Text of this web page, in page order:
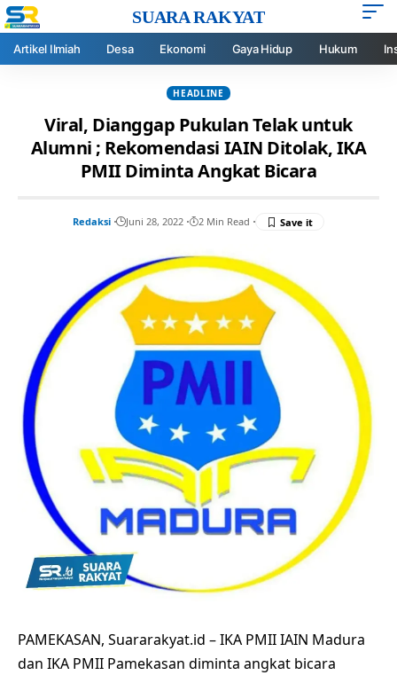
SUARA RAKYAT
Artikel Ilmiah Desa Ekonomi Gaya Hidup Hukum
HEADLINE
Viral, Dianggap Pukulan Telak untuk
Alumni ; Rekomendasi IAIN Ditolak, IKA
PMII Diminta Angkat Bicara
Redaksi Juni 28, 2022 2 Min Read
PAMEKASAN, Suararakyat.id – IKA PMII IAIN Madura
dan IKA PMII Pamekasan diminta angkat bicara